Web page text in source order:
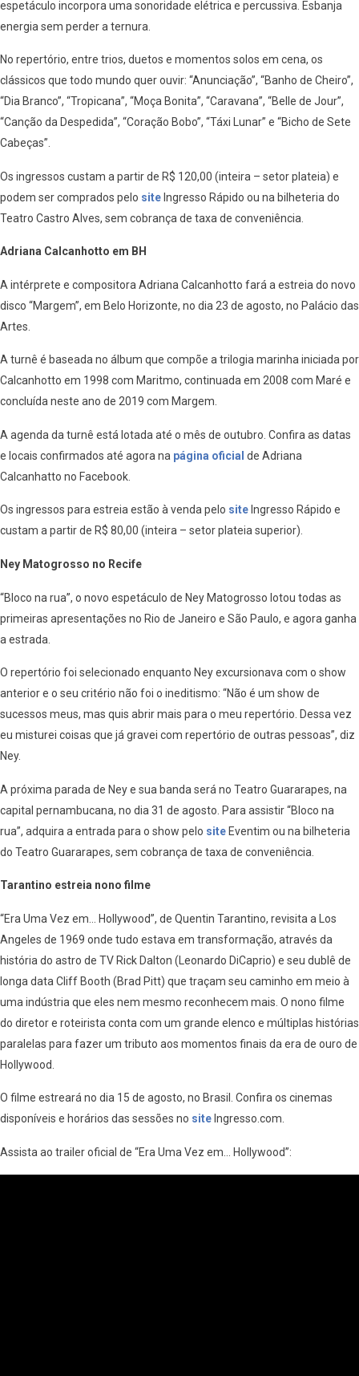
espetáculo incorpora uma sonoridade elétrica e percussiva. Esbanja
energia sem perder a ternura.
No repertório, entre trios, duetos e momentos solos em cena, os
clássicos que todo mundo quer ouvir: “Anunciação”, “Banho de Cheiro”,
“Dia Branco”, “Tropicana”, “Moça Bonita”, “Caravana”, “Belle de Jour”,
“Canção da Despedida”, “Coração Bobo”, “Táxi Lunar” e “Bicho de Sete
Cabeças”.
Os ingressos custam a partir de R$ 120,00 (inteira – setor plateia) e
podem ser comprados pelo site Ingresso Rápido ou na bilheteria do
Teatro Castro Alves, sem cobrança de taxa de conveniência.
Adriana Calcanhotto em BH
A intérprete e compositora Adriana Calcanhotto fará a estreia do novo
disco “Margem”, em Belo Horizonte, no dia 23 de agosto, no Palácio das
Artes.
A turnê é baseada no álbum que compõe a trilogia marinha iniciada por
Calcanhotto em 1998 com Maritmo, continuada em 2008 com Maré e
concluída neste ano de 2019 com Margem.
A agenda da turnê está lotada até o mês de outubro. Confira as datas
e locais confirmados até agora na página oficial de Adriana
Calcanhatto no Facebook.
Os ingressos para estreia estão à venda pelo site Ingresso Rápido e
custam a partir de R$ 80,00 (inteira – setor plateia superior).
Ney Matogrosso no Recife
“Bloco na rua”, o novo espetáculo de Ney Matogrosso lotou todas as
primeiras apresentações no Rio de Janeiro e São Paulo, e agora ganha
a estrada.
O repertório foi selecionado enquanto Ney excursionava com o show
anterior e o seu critério não foi o ineditismo: “Não é um show de
sucessos meus, mas quis abrir mais para o meu repertório. Dessa vez
eu misturei coisas que já gravei com repertório de outras pessoas”, diz
Ney.
A próxima parada de Ney e sua banda será no Teatro Guararapes, na
capital pernambucana, no dia 31 de agosto. Para assistir “Bloco na
rua”, adquira a entrada para o show pelo site Eventim ou na bilheteria
do Teatro Guararapes, sem cobrança de taxa de conveniência.
Tarantino estreia nono filme
“Era Uma Vez em… Hollywood”, de Quentin Tarantino, revisita a Los
Angeles de 1969 onde tudo estava em transformação, através da
história do astro de TV Rick Dalton (Leonardo DiCaprio) e seu dublê de
longa data Cliff Booth (Brad Pitt) que traçam seu caminho em meio à
uma indústria que eles nem mesmo reconhecem mais. O nono filme
do diretor e roteirista conta com um grande elenco e múltiplas histórias
paralelas para fazer um tributo aos momentos finais da era de ouro de
Hollywood.
O filme estreará no dia 15 de agosto, no Brasil. Confira os cinemas
disponíveis e horários das sessões no site Ingresso.com.
Assista ao trailer oficial de “Era Uma Vez em… Hollywood”: